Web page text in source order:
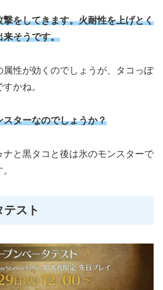
をしてきます。火耐性を上げとく
来そうです。
属性が効くのでしょうが、タコっぽ
かね。
ターなのでしょうか？
ナと黒タコと後は氷のモンスターで
スト